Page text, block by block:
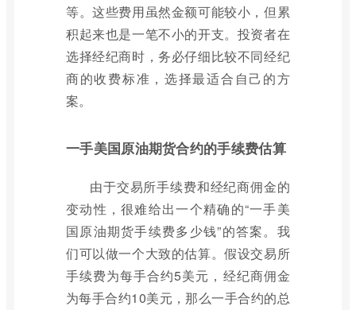
等。这些费用虽然金额可能较小，但累
积起来也是一笔不小的开支。投资者在
选择经纪商时，务必仔细比较不同经纪
商的收费标准，选择最适合自己的方
案。
一手美国原油期货合约的手续费估算
由于交易所手续费和经纪商佣金的
变动性，很难给出一个精确的“一手美
国原油期货手续费多少钱”的答案。我
们可以做一个大致的估算。假设交易所
手续费为每手合约5美元，经纪商佣金
为每手合约10美元，那么一手合约的总